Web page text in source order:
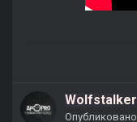
Wolfstalker
Опубликовано